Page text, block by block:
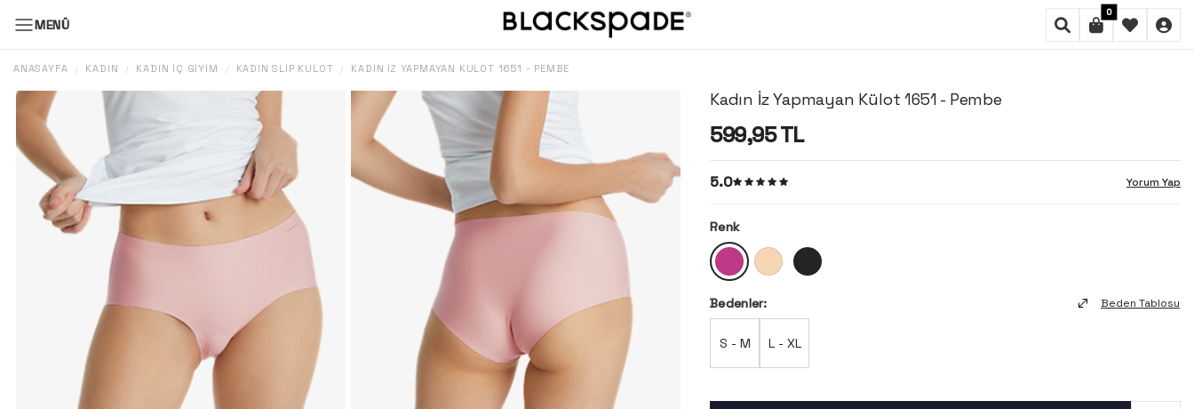
MENÜ
0
ANASAYFA / KADIN / KADIN İÇ GIYIM / KADIN SLIP KÜLOT / KADIN İZ YAPMAYAN KÜLOT 1651 - PEMBE
Kadın İz Yapmayan Külot 1651 - Pembe
599,95TL
5.0 Yorum Yap
Renk
Bedenler: Beden Tablosu
S - M L - XL